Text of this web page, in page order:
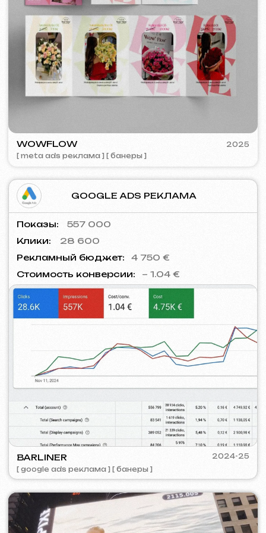
[ смм-менеджмент ] [ сайт ] [ seo ] [
копирайтинг ]
PLAN EVENT AGENCY
[ редизайн сайта ] [ seo ]
2023
Telegram
Linkedin
ВКонтакте
Facebook
Instagram
Coroflot
Clutch
Goodfirms
Contra
Dribbble
Behance
+420 775 900 316
Позвоните нам
info@iuntsevich.cz
Политика конфиденциальности
Все права защищены
Сделано слюбовью <3